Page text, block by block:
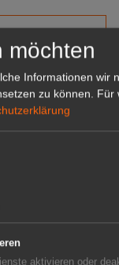
bietet
Anbau.
möchten
Informationen wir
zu können. Für
aktivieren oder